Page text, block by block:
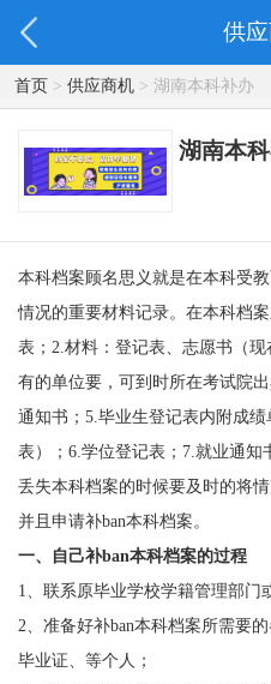
供
首页> 供应商机> 湖南本科补办
湖南本
本科档案顾名思义就是在本科受
情况的重要材料记录。在本科档
表； 2. 材料：登记表、志愿书（
有的单位要，可到时所在考试院出
通知书； 5. 毕业生登记表内附成
表）； 6. 学位登记表； 7. 就业通知
丢失本科档案的时候要及时的将
并且申请补ban本科档案。
一、自己补ban本科档案的过程
1
、联系原毕业学校学籍管理部门
2 、准备好补ban本科档案所需要的
毕业证、等个人；